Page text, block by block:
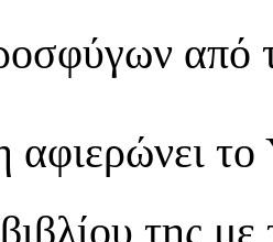
από
το
της